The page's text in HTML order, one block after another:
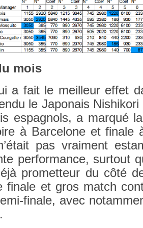
mois
a fait le meil­leur effet
le Japonais Nis­hikori
es­pagnols, a marqué
à Bar­celone et fin­ale
pas vrai­ment
per­for­mance, sur­tout
pro­met­teur du côté
fin­ale et gros match
finale, avec